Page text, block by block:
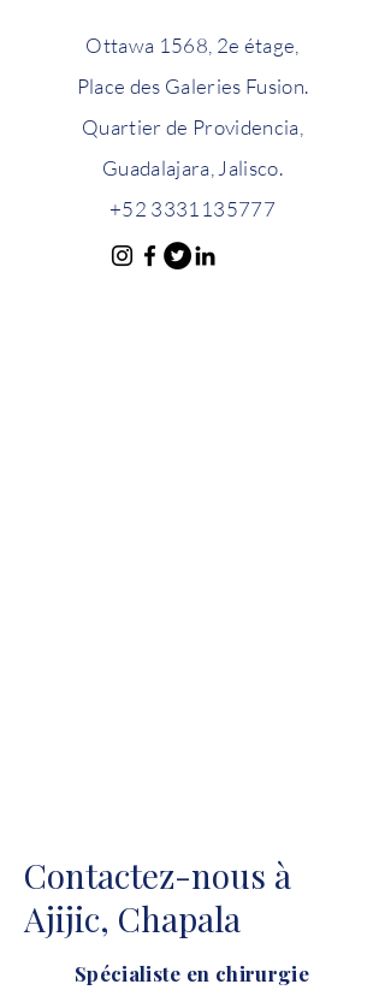
Ottawa 1568, 2e étage,
Place des Galeries Fusion.
Quartier de Providencia,
Guadalajara, Jalisco.
+52 3331135777
Contactez-nous à
Ajijic, Chapala
Spécialiste en chirurgie